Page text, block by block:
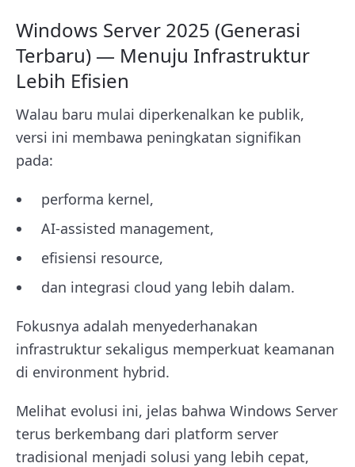
Windows Server 2025 (Generasi
Terbaru) — Menuju Infrastruktur
Lebih Efisien
Walau baru mulai diperkenalkan ke publik,
versi ini membawa peningkatan signifikan
pada:
performa kernel,
AI-assisted management,
efisiensi resource,
dan integrasi cloud yang lebih dalam.
Fokusnya adalah menyederhanakan
infrastruktur sekaligus memperkuat keamanan
di environment hybrid.
Melihat evolusi ini, jelas bahwa Windows Server
terus berkembang dari platform server
tradisional menjadi solusi yang lebih cepat,